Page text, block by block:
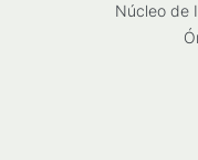
Núcleo de